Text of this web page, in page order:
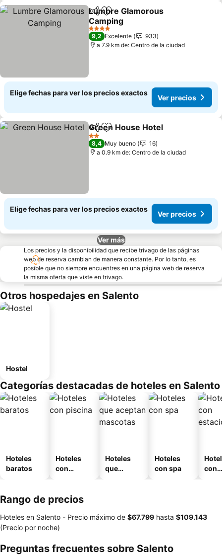
CompartirAgregar a favoritos
Lumbre Glamorous
Camping
Ver precios
4 Estrellas
9,2 Excelente
933
a 7.9 km de: Centro de la ciudad
Elige fechas para ver los precios exactos
Ver precios
CompartirAgregar a favoritos
Green House Hotel
2 Estrellas
8,4 Muy bueno
16
a 0.9 km de: Centro de la ciudad
Elige fechas para ver los precios exactos
Ver precios
Ver más
Los precios y la disponibilidad que recibe trivago de las páginas
web de reserva cambian de manera constante. Por lo tanto, es
posible que no siempre encuentres en una página web de reserva
la misma oferta que viste en trivago.
Otros hospedajes en Salento
Hostel
Categorías destacadas de hoteles en Salento
Hoteles
baratos
Hoteles
con
Hoteles
que
Hoteles
con spa
con
Rango de precios
Hoteles en Salento - Precio máximo de ‎$67.799 hasta ‎$109.143
(Precio por noche)
Preguntas frecuentes sobre Salento